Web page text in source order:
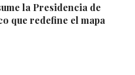
la Presidencia de
que redefine el mapa